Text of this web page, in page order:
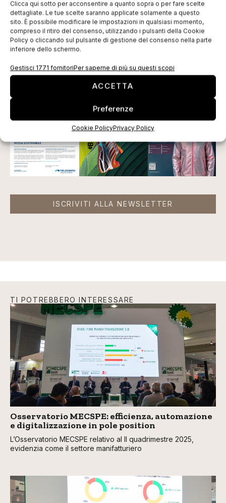
Clicca qui sotto per acconsentire a quanto sopra o per fare scelte
dettagliate. Le tue scelte saranno applicate solamente a questo
sito. È possibile modificare le impostazioni in qualsiasi momento,
compreso il ritiro del consenso, utilizzando i pulsanti della Cookie
Policy o cliccando sul pulsante di gestione del consenso nella parte
inferiore dello schermo.
Gestisci 1771 fornitoriPer saperne di più su questi scopi
ACCETTA
Preferenze
Cookie PolicyPrivacy Policy
Tronconi di sollecitare un incontro urgente con il
Ministro delle Sviluppo Economico,Corrado
Passera.
ISCRIVITI ALLA NEWSLETTER
TI POTREBBERO INTERESSARE
Osservatorio MECSPE: efficienza, automazione
e digitalizzazione in pole position
L’Osservatorio MECSPE relativo al II quadrimestre 2025,
evidenzia come il settore manifatturiero